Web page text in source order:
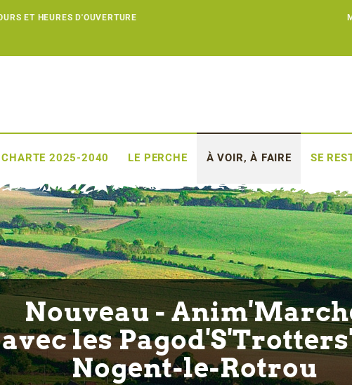
ET HEURES D'OUVERTURE
CHARTE 2025-2040 LE PERCHE À VOIR, À FAIRE SE
Nouveau -
avec les
Nogent-le-Rotrou